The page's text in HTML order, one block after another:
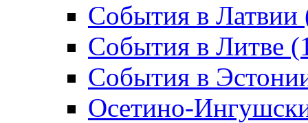
События в Латвии
События в Литве
События в
Осетино-